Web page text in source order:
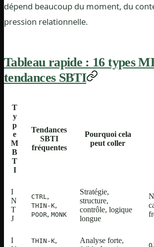
dépend beaucoup du moment, du
pression relationnelle.
Tableau rapide : 16 types
tendances SBTI
T
y
p
e
M
B
T
I
Tendances
SBTI
fréquentes
Pourquoi cela
peut coller
I
N
T
J
CTRL ,
THIN-K,
POOR, MONK
Stratégie,
structure,
contrôle, logique
longue
I
THIN-K,
Analyse forte,